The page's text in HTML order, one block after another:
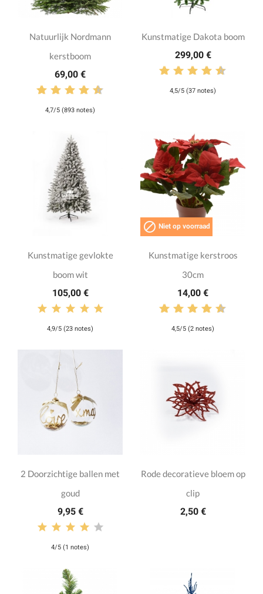
Natuurlijk Nordmann
kerstboom
69,00 €
4,7/5 (893 notes)
Kunstmatige Dakota boom
299,00 €
4,5/5 (37 notes)
Kunstmatige gevlokte
boom wit
105,00 €
4,9/5 (23 notes)
 Niet op voorraad
Kunstmatige kerstroos
30cm
14,00 €
4,5/5 (2 notes)
2 Doorzichtige ballen met
goud
9,95 €
4/5 (1 notes)
Rode decoratieve bloem op
clip
2,50 €